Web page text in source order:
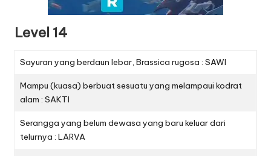
Level 14
Sayuran yang berdaun lebar, Brassica rugosa : SAWI
Mampu (kuasa) berbuat sesuatu yang melampaui kodrat
alam : SAKTI
Serangga yang belum dewasa yang baru keluar dari
telurnya : LARVA